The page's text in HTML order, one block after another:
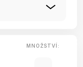
MNOŽSTVÍ: